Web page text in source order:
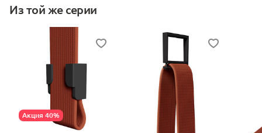
Из той же серии
Акция 40%